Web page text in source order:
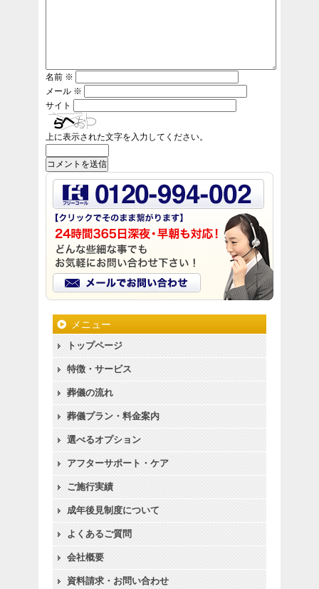
名前 ※
メール ※
サイト
上に表示された文字を入力してください。
メニュー
トップページ
特徴・サービス
葬儀の流れ
葬儀プラン・料金案内
選べるオプション
アフターサポート・ケア
ご施行実績
成年後見制度について
よくあるご質問
会社概要
資料請求・お問い合わせ